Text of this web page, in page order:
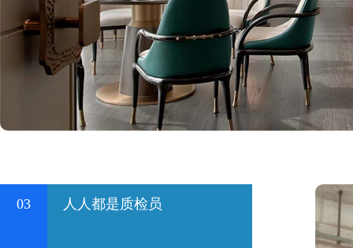
03 人人都是质检员